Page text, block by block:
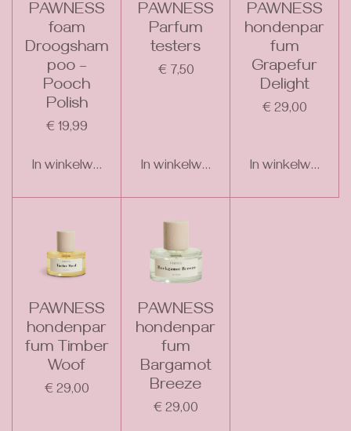
PAWNESS
foam
Droogsham
poo –
Pooch
Polish
€ 19,99
In winkelwagen
PAWNESS
Parfum
testers
€ 7,50
In winkelwagen
PAWNESS
hondenpar
fum
Grapefur
Delight
€ 29,00
In winkelwagen
PAWNESS
hondenpar
fum Timber
Woof
€ 29,00
PAWNESS
hondenpar
fum
Bargamot
Breeze
€ 29,00